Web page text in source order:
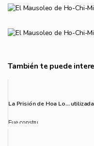
También te puede
La Prisión de Hoa Lo…
Fue constru...